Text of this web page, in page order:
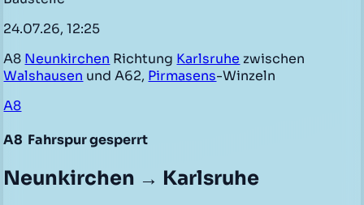
24.07.26, 12:25
A8 Neunkirchen Richtung Karlsruhe zwischen
Walshausen und A62, Pirmasens-Winzeln
A8
A8 Fahrspur gesperrt
Neunkirchen → Karlsruhe